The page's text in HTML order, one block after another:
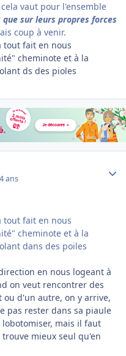
vaut pour l'ensemble
que sur leurs propres forces
coup à venir.
tout fait en nous
cheminote et à la
ds des pioles
ans
tout fait en nous
cheminote et à la
dans des poiles
en nous logeant à
on veut rencontrer des
ou d'un autre, on y arrive,
pas rester dans sa piaule
mais il faut
mieux seul qu'en